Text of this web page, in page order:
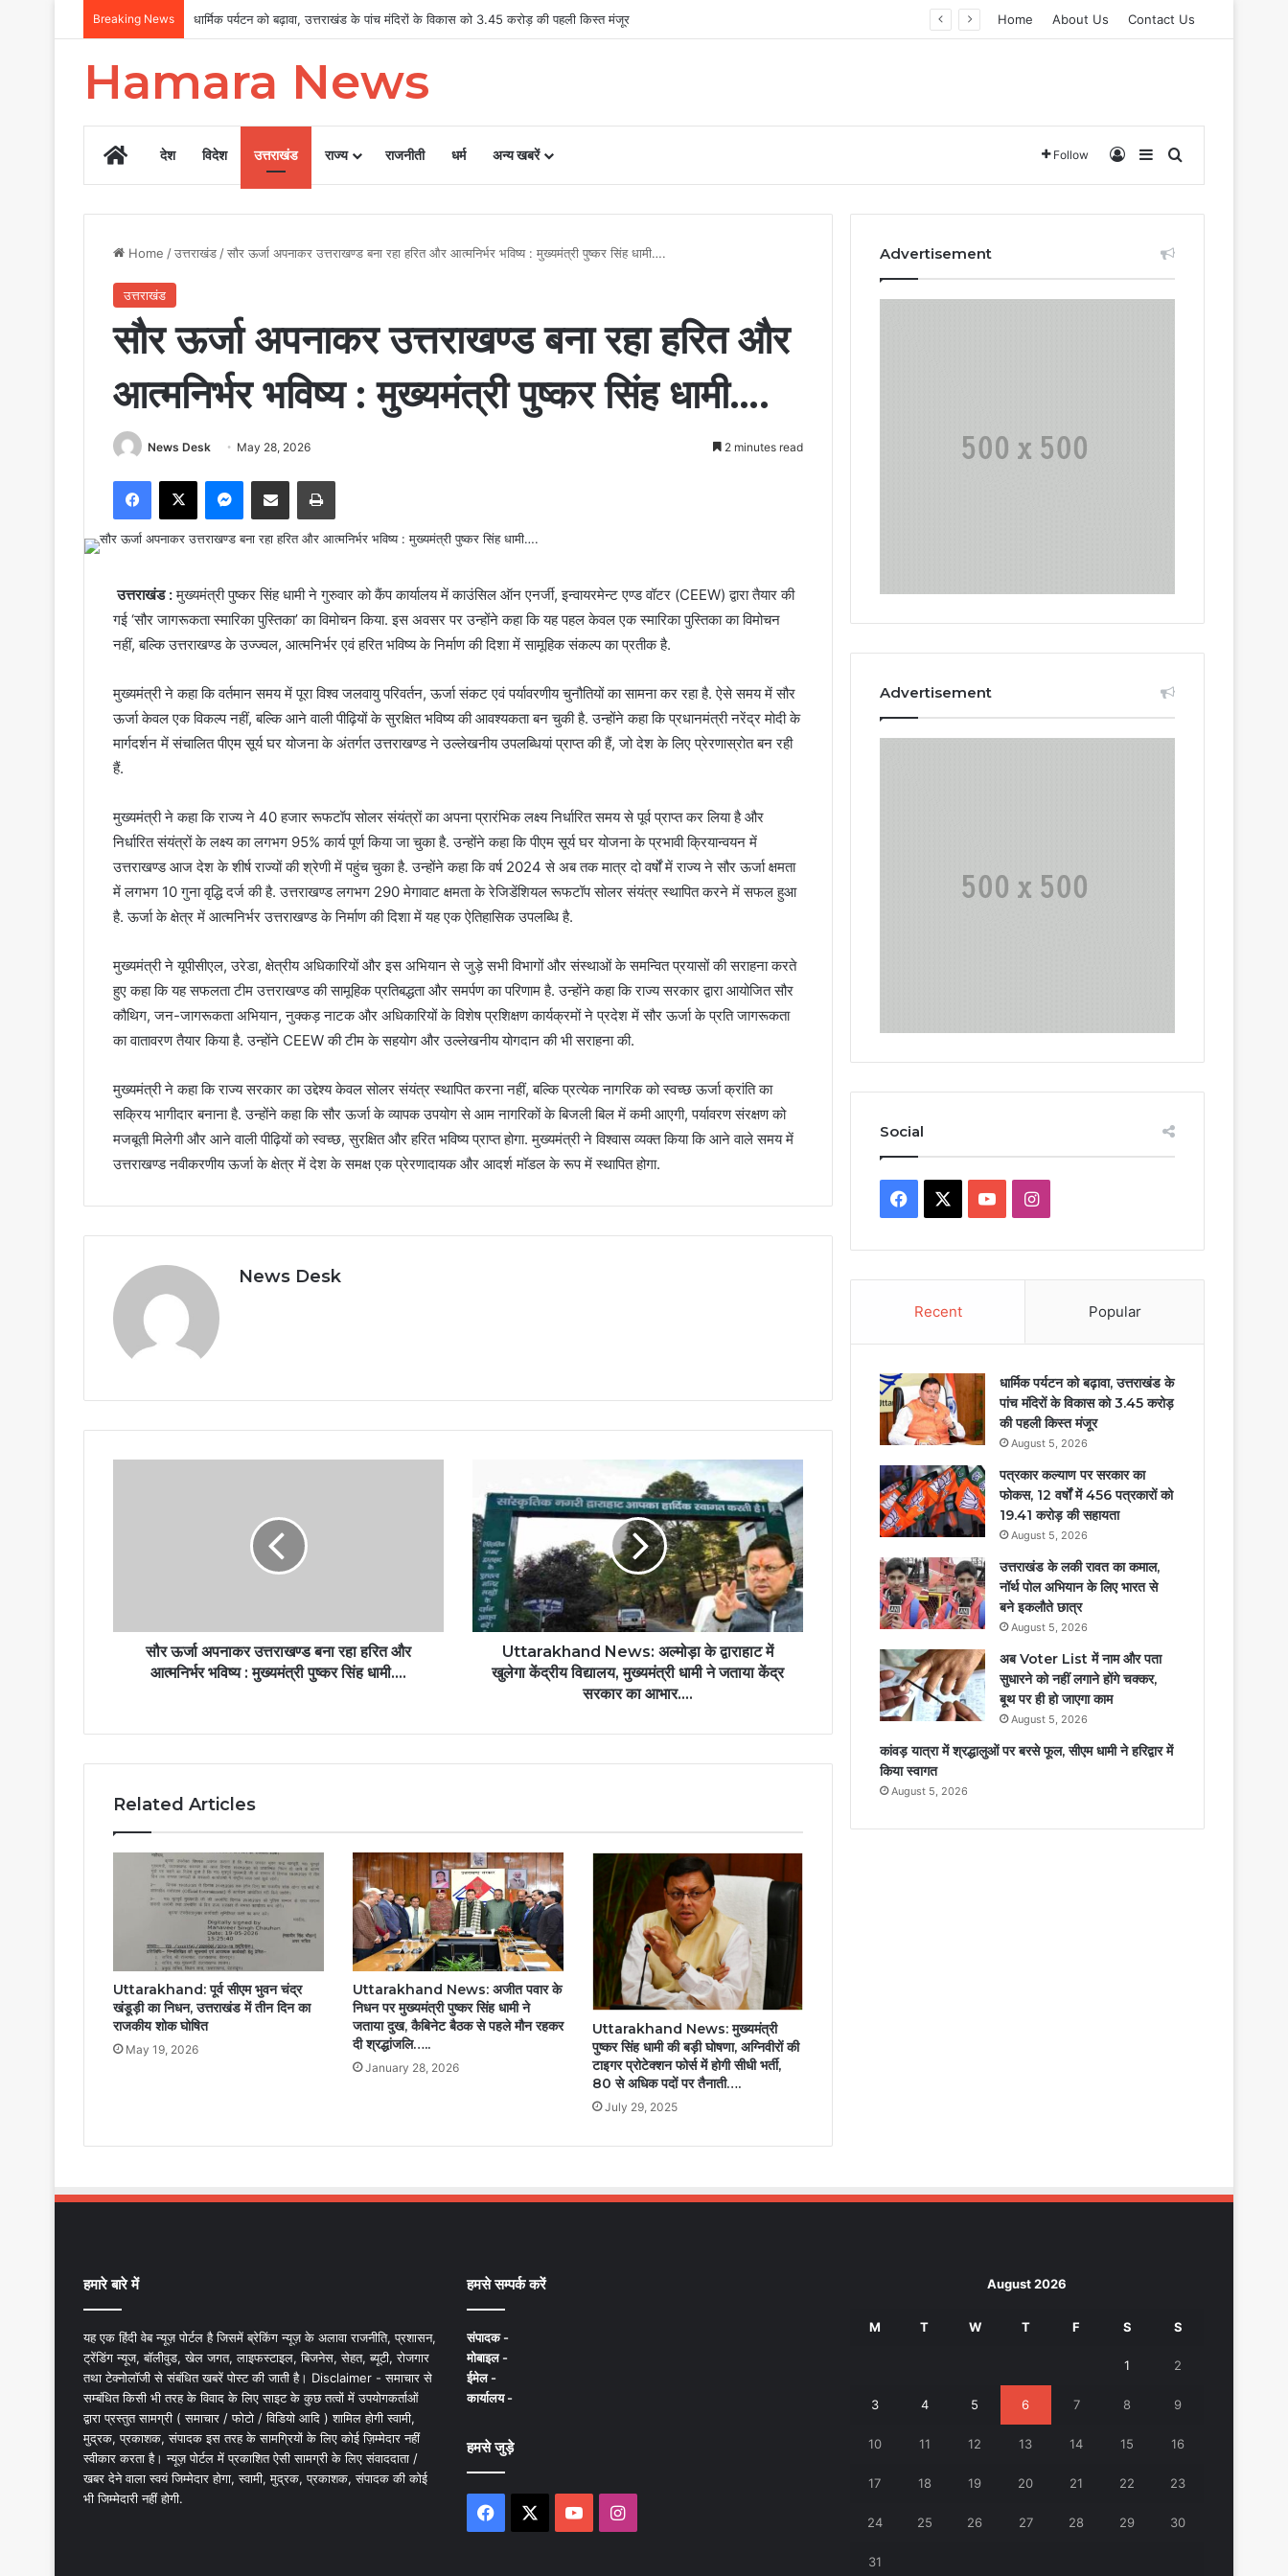
Breaking News पत्रकार कल्याण पर सरकार का फोकस, 12 वर्षों में 456 पत्रकारों को 19.41 करोड़ की सहायता Home About Us Contact Us
Hamara News
Homeदेश विदेश उत्तराखंड राज्य राजनीती धर्म अन्य खबरें Follow Log InSidebarSearch for
Home /उत्तराखंड /सौर ऊर्जा अपनाकर उत्तराखण्ड बना रहा हरित और आत्मनिर्भर भविष्य : मुख्यमंत्री पुष्कर सिंह धामी….
उत्तराखंड
सौर ऊर्जा अपनाकर उत्तराखण्ड बना रहा हरित और
आत्मनिर्भर भविष्य : मुख्यमंत्री पुष्कर सिंह धामी….
News Desk May 28, 2026 2 minutes read
Facebook
X Messenger
Share via Email Print
उत्तराखंड :मुख्यमंत्री पुष्कर सिंह धामी ने गुरुवार को कैंप कार्यालय में काउंसिल ऑन एनर्जी, इन्वायरमेन्ट एण्ड वॉटर (CEEW) द्वारा तैयार की
गई ‘सौर जागरूकता स्मारिका पुस्तिका’ का विमोचन किया. इस अवसर पर उन्होंने कहा कि यह पहल केवल एक स्मारिका पुस्तिका का विमोचन
नहीं, बल्कि उत्तराखण्ड के उज्ज्वल, आत्मनिर्भर एवं हरित भविष्य के निर्माण की दिशा में सामूहिक संकल्प का प्रतीक है.
मुख्यमंत्री ने कहा कि वर्तमान समय में पूरा विश्व जलवायु परिवर्तन, ऊर्जा संकट एवं पर्यावरणीय चुनौतियों का सामना कर रहा है. ऐसे समय में सौर
ऊर्जा केवल एक विकल्प नहीं, बल्कि आने वाली पीढ़ियों के सुरक्षित भविष्य की आवश्यकता बन चुकी है. उन्होंने कहा कि प्रधानमंत्री नरेंद्र मोदी के
मार्गदर्शन में संचालित पीएम सूर्य घर योजना के अंतर्गत उत्तराखण्ड ने उल्लेखनीय उपलब्धियां प्राप्त की हैं, जो देश के लिए प्रेरणास्रोत बन रही
हैं.
मुख्यमंत्री ने कहा कि राज्य ने 40 हजार रूफटॉप सोलर संयंत्रों का अपना प्रारंभिक लक्ष्य निर्धारित समय से पूर्व प्राप्त कर लिया है और
निर्धारित संयंत्रों के लक्ष्य का लगभग 95% कार्य पूर्ण किया जा चुका है. उन्होंने कहा कि पीएम सूर्य घर योजना के प्रभावी क्रियान्वयन में
उत्तराखण्ड आज देश के शीर्ष राज्यों की श्रेणी में पहुंच चुका है. उन्होंने कहा कि वर्ष 2024 से अब तक मात्र दो वर्षों में राज्य ने सौर ऊर्जा क्षमता
में लगभग 10 गुना वृद्धि दर्ज की है. उत्तराखण्ड लगभग 290 मेगावाट क्षमता के रेजिडेंशियल रूफटॉप सोलर संयंत्र स्थापित करने में सफल हुआ
है. ऊर्जा के क्षेत्र में आत्मनिर्भर उत्तराखण्ड के निर्माण की दिशा में यह एक ऐतिहासिक उपलब्धि है.
मुख्यमंत्री ने यूपीसीएल, उरेडा, क्षेत्रीय अधिकारियों और इस अभियान से जुड़े सभी विभागों और संस्थाओं के समन्वित प्रयासों की सराहना करते
हुए कहा कि यह सफलता टीम उत्तराखण्ड की सामूहिक प्रतिबद्धता और समर्पण का परिणाम है. उन्होंने कहा कि राज्य सरकार द्वारा आयोजित सौर
कौथिग, जन-जागरूकता अभियान, नुक्कड़ नाटक और अधिकारियों के विशेष प्रशिक्षण कार्यक्रमों ने प्रदेश में सौर ऊर्जा के प्रति जागरूकता
का वातावरण तैयार किया है. उन्होंने CEEW की टीम के सहयोग और उल्लेखनीय योगदान की भी सराहना की.
मुख्यमंत्री ने कहा कि राज्य सरकार का उद्देश्य केवल सोलर संयंत्र स्थापित करना नहीं, बल्कि प्रत्येक नागरिक को स्वच्छ ऊर्जा क्रांति का
सक्रिय भागीदार बनाना है. उन्होंने कहा कि सौर ऊर्जा के व्यापक उपयोग से आम नागरिकों के बिजली बिल में कमी आएगी, पर्यावरण संरक्षण को
मजबूती मिलेगी और आने वाली पीढ़ियों को स्वच्छ, सुरक्षित और हरित भविष्य प्राप्त होगा. मुख्यमंत्री ने विश्वास व्यक्त किया कि आने वाले समय में
उत्तराखण्ड नवीकरणीय ऊर्जा के क्षेत्र में देश के समक्ष एक प्रेरणादायक और आदर्श मॉडल के रूप में स्थापित होगा.
News Desk
सौर ऊर्जा अपनाकर उत्तराखण्ड बना रहा हरित और
आत्मनिर्भर भविष्य : मुख्यमंत्री पुष्कर सिंह धामी….
Uttarakhand News: अल्मोड़ा के द्वाराहाट में
खुलेगा केंद्रीय विद्यालय, मुख्यमंत्री धामी ने जताया केंद्र
सरकार का आभार….
Related Articles
Uttarakhand: पूर्व सीएम भुवन चंद्र
खंडूड़ी का निधन, उत्तराखंड में तीन दिन का
राजकीय शोक घोषित
May 19, 2026
Uttarakhand News: अजीत पवार के
निधन पर मुख्यमंत्री पुष्कर सिंह धामी ने
जताया दुख, कैबिनेट बैठक से पहले मौन रहकर
दी श्रद्धांजलि…..
January 28, 2026
Uttarakhand News: मुख्यमंत्री
पुष्कर सिंह धामी की बड़ी घोषणा, अग्निवीरों की
टाइगर प्रोटेक्शन फोर्स में होगी सीधी भर्ती,
80 से अधिक पदों पर तैनाती….
July 29, 2025
Advertisement
Advertisement
Social
Facebook YouTubeInstagram
Recent Popular
धार्मिक पर्यटन को बढ़ावा, उत्तराखंड के
पांच मंदिरों के विकास को 3.45 करोड़
की पहली किस्त मंजूर
August 5, 2026
पत्रकार कल्याण पर सरकार का
फोकस, 12 वर्षों में 456 पत्रकारों को
19.41 करोड़ की सहायता
August 5, 2026
उत्तराखंड के लकी रावत का कमाल,
नॉर्थ पोल अभियान के लिए भारत से
बने इकलौते छात्र
August 5, 2026
अब Voter List में नाम और पता
सुधारने को नहीं लगाने होंगे चक्कर,
बूथ पर ही हो जाएगा काम
August 5, 2026
कांवड़ यात्रा में श्रद्धालुओं पर बरसे फूल, सीएम धामी ने हरिद्वार में
किया स्वागत
August 5, 2026
हमारे बारे में
यह एक हिंदी वेब न्यूज़ पोर्टल है जिसमें ब्रेकिंग न्यूज़ के अलावा राजनीति, प्रशासन,
ट्रेंडिंग न्यूज, बॉलीवुड, खेल जगत, लाइफस्टाइल, बिजनेस, सेहत, ब्यूटी, रोजगार
तथा टेक्नोलॉजी से संबंधित खबरें पोस्ट की जाती है। Disclaimer - समाचार से
सम्बंधित किसी भी तरह के विवाद के लिए साइट के कुछ तत्वों में उपयोगकर्ताओं
द्वारा प्रस्तुत सामग्री ( समाचार / फोटो / विडियो आदि ) शामिल होगी स्वामी,
मुद्रक, प्रकाशक, संपादक इस तरह के सामग्रियों के लिए कोई ज़िम्मेदार नहीं
स्वीकार करता है। न्यूज़ पोर्टल में प्रकाशित ऐसी सामग्री के लिए संवाददाता /
खबर देने वाला स्वयं जिम्मेदार होगा, स्वामी, मुद्रक, प्रकाशक, संपादक की कोई
भी जिम्मेदारी नहीं होगी.
हमसे सम्पर्क करें
संपादक -
मोबाइल -
ईमेल -
कार्यालय -
हमसे जुड़े
Facebook YouTubeInstagram
August 2026
M T W T F S S
1 2
3 4 5 6 7 8 9
10 11 12 13 14 15 16
17 18 19 20 21 22 23
24 25 26 27 28 29 30
31